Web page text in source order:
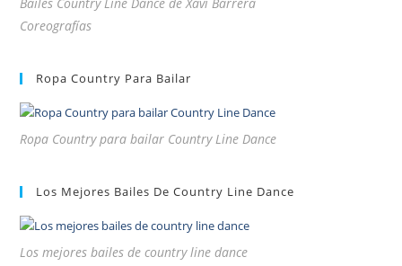
Coreografías
Ropa Country Para Bailar
Ropa Country para bailar Country Line Dance
Los Mejores Bailes De Country Line Dance
Los mejores bailes de country line dance